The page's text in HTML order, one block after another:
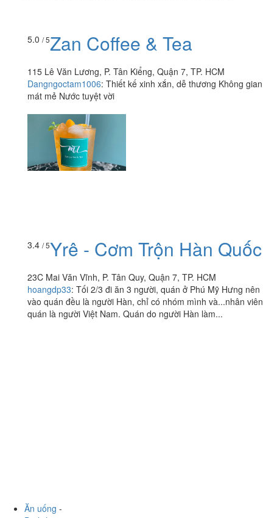
5.0 / 5Zan Coffee & Tea
115 Lê Văn Lương, P. Tân Kiểng, Quận 7, TP. HCM
Dangngoctam1006: Thiết kế xinh xắn, dễ thương Không gian
mát mẻ Nước tuyệt vời
3.4 / 5Yrê - Cơm Trộn Hàn Quốc
23C Mai Văn Vĩnh, P. Tân Quy, Quận 7, TP. HCM
hoangdp33: Tối 2/3 đi ăn 3 người, quán ở Phú Mỹ Hưng nên
vào quán đều là người Hàn, chỉ có nhóm mình và...nhân viên
quán là người Việt Nam. Quán do người Hàn làm...
Ăn uống -